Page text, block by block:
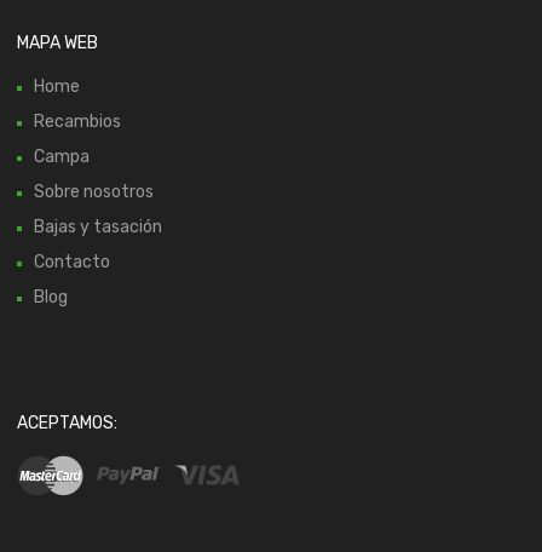
MAPA WEB
Home
Recambios
Campa
Sobre nosotros
Bajas y tasación
Contacto
Blog
ACEPTAMOS: